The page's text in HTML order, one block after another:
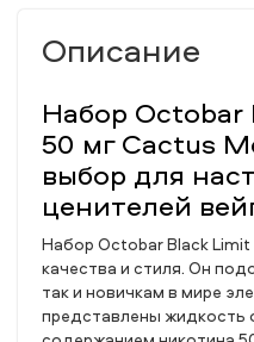
Описание
Набор
50 мг Cactus
выбор для
ценителей
Набор Octobar Black Limit
качества и стиля. Он
так и новичкам в мире
представлены жидкость